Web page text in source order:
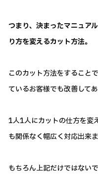
つまり、決まったマニュア
り方を変えるカット方法。
このカット方法をすること
ているお客様でも改善して
1人1人にカットの仕方を変
も関係なく幅広く対応出来
もちろん上記だけではない